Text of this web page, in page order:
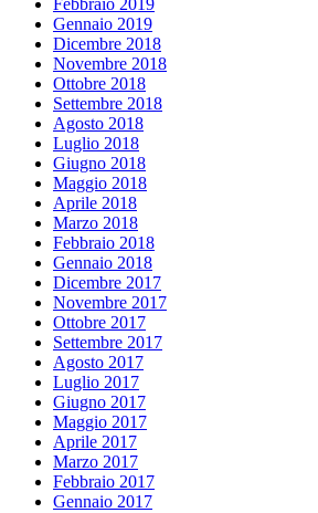
Febbraio 2019
Gennaio 2019
Dicembre 2018
Novembre 2018
Ottobre 2018
Settembre 2018
Agosto 2018
Luglio 2018
Giugno 2018
Maggio 2018
Aprile 2018
Marzo 2018
Febbraio 2018
Gennaio 2018
Dicembre 2017
Novembre 2017
Ottobre 2017
Settembre 2017
Agosto 2017
Luglio 2017
Giugno 2017
Maggio 2017
Aprile 2017
Marzo 2017
Febbraio 2017
Gennaio 2017